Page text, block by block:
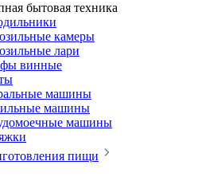
бытовая техника
камеры
лари
винные
машины
машины
машины
пищи